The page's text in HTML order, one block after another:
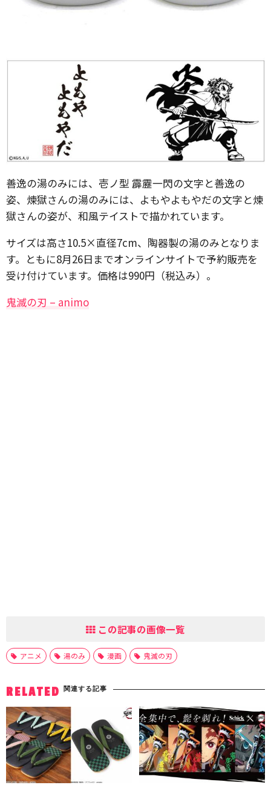
善逸の湯のみには、壱ノ型 霹靂一閃の文字と善逸の
姿、煉獄さんの湯のみには、よもやよもやだの文字と煉
獄さんの姿が、和風テイストで描かれています。
サイズは高さ10.5×直径7cm、陶器製の湯のみとなりま
す。ともに8月26日までオンラインサイトで予約販売を
受け付けています。価格は990円（税込み）。
鬼滅の刃 – animo
この記事の画像一覧
アニメ 湯のみ 漫画 鬼滅の刃
RELATED 関連する記事